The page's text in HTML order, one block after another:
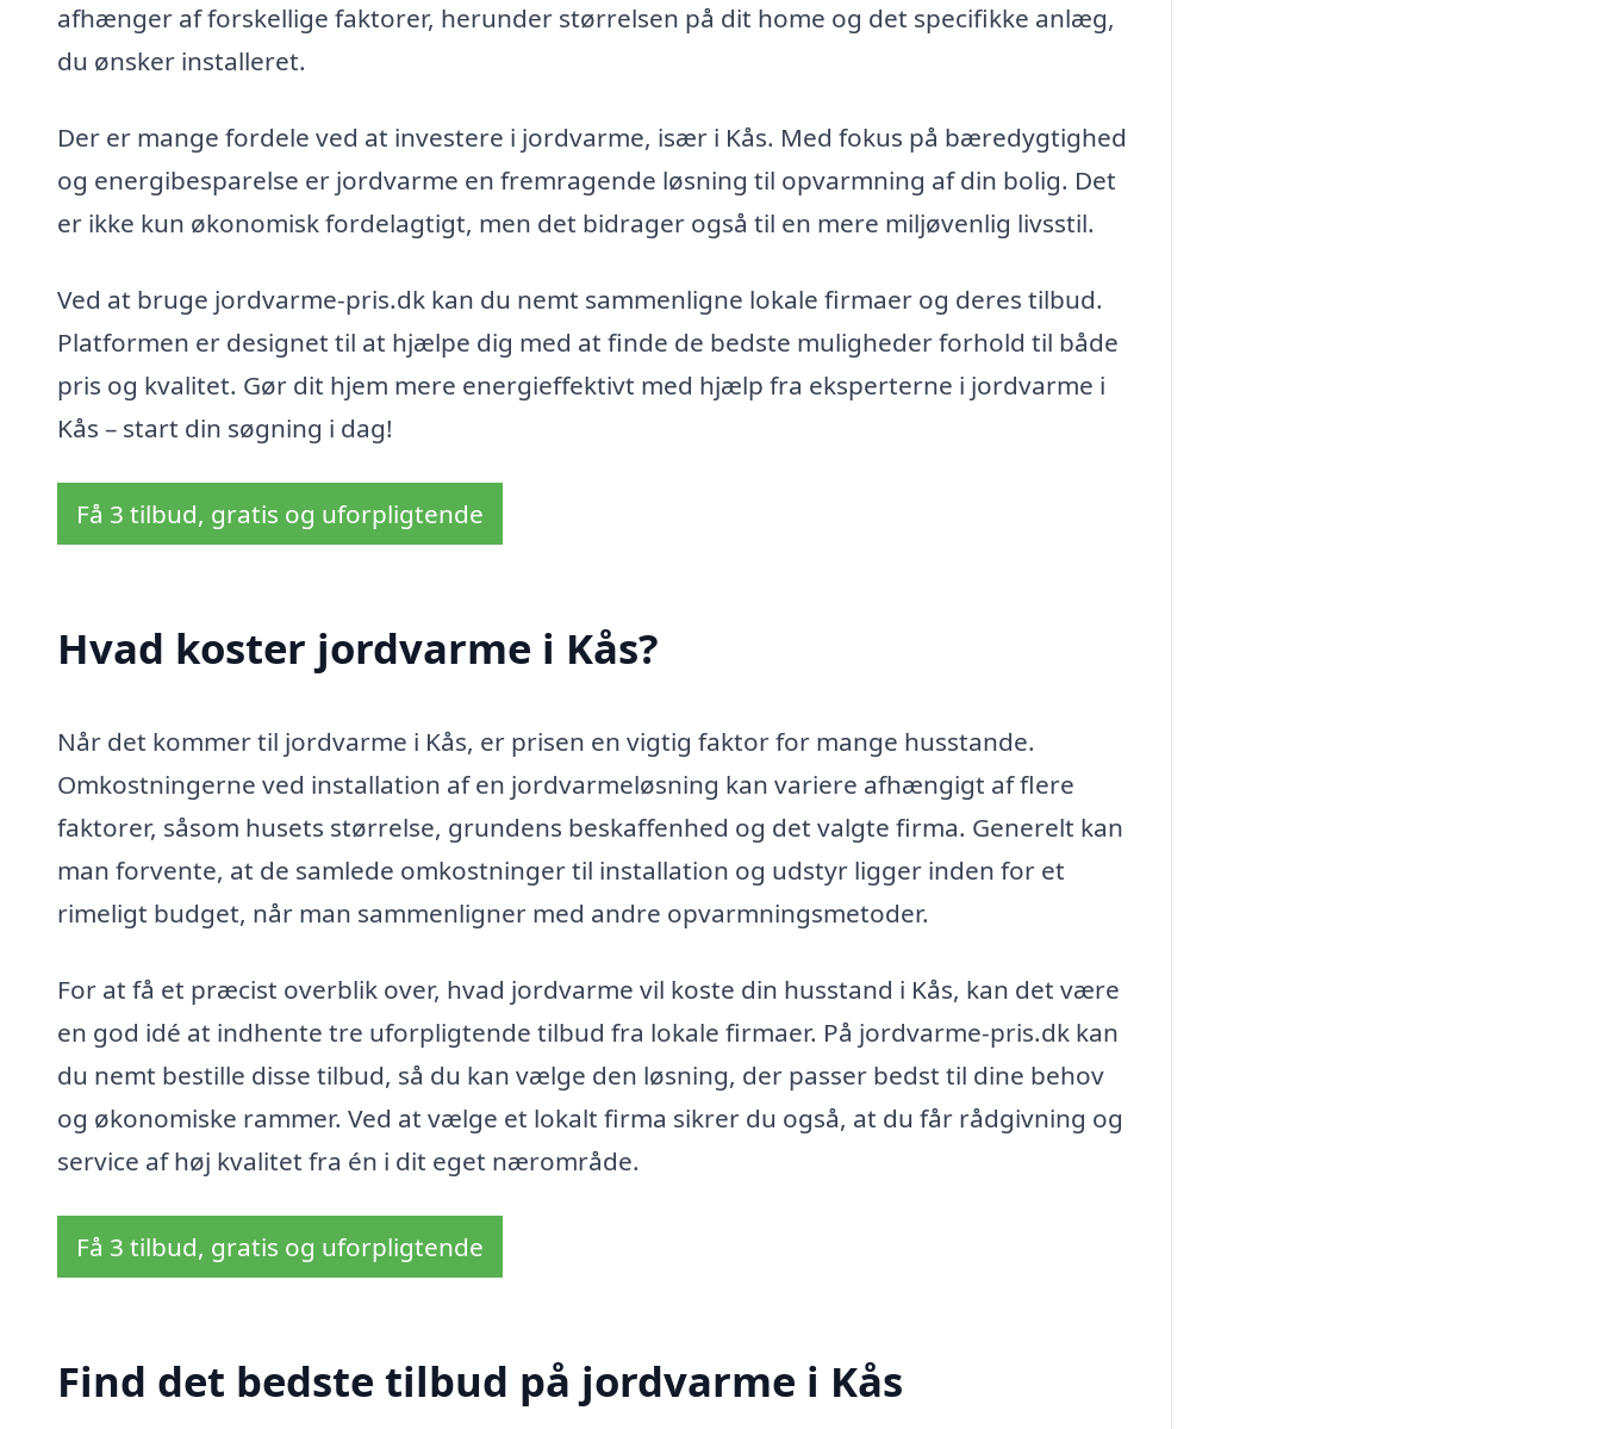
afhænger af forskellige faktorer, herunder størrelsen på dit home og det specifikke anlæg,
du ønsker installeret.
Der er mange fordele ved at investere i jordvarme, især i Kås. Med fokus på bæredygtighed
og energibesparelse er jordvarme en fremragende løsning til opvarmning af din bolig. Det
er ikke kun økonomisk fordelagtigt, men det bidrager også til en mere miljøvenlig livsstil.
Ved at bruge jordvarme-pris.dk kan du nemt sammenligne lokale firmaer og deres tilbud.
Platformen er designet til at hjælpe dig med at finde de bedste muligheder forhold til både
pris og kvalitet. Gør dit hjem mere energieffektivt med hjælp fra eksperterne i jordvarme i
Kås – start din søgning i dag!
Få 3 tilbud, gratis og uforpligtende
Hvad koster jordvarme i Kås?
Når det kommer til jordvarme i Kås, er prisen en vigtig faktor for mange husstande.
Omkostningerne ved installation af en jordvarmeløsning kan variere afhængigt af flere
faktorer, såsom husets størrelse, grundens beskaffenhed og det valgte firma. Generelt kan
man forvente, at de samlede omkostninger til installation og udstyr ligger inden for et
rimeligt budget, når man sammenligner med andre opvarmningsmetoder.
For at få et præcist overblik over, hvad jordvarme vil koste din husstand i Kås, kan det være
en god idé at indhente tre uforpligtende tilbud fra lokale firmaer. På jordvarme-pris.dk kan
du nemt bestille disse tilbud, så du kan vælge den løsning, der passer bedst til dine behov
og økonomiske rammer. Ved at vælge et lokalt firma sikrer du også, at du får rådgivning og
service af høj kvalitet fra én i dit eget nærområde.
Få 3 tilbud, gratis og uforpligtende
Find det bedste tilbud på jordvarme i Kås